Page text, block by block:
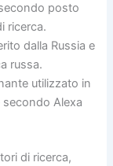
posto
ricerca.
dalla Russia e
russa.
utilizzato in
Alexa
di ricerca,